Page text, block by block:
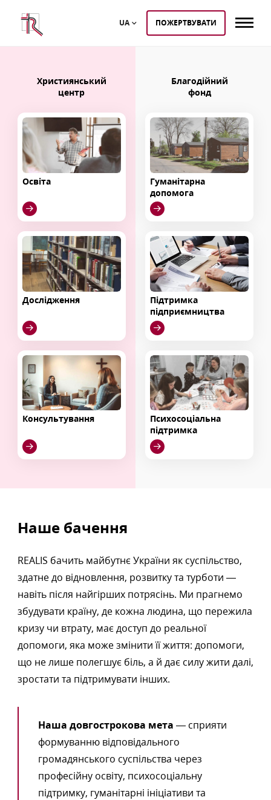
UA ПОЖЕРТВУВАТИ
Християнський
центр
Освіта
Дослідження
Консультування
Благодійний
фонд
Гуманітарна
допомога
Підтримка
підприємництва
Психосоціальна
підтримка
Наше бачення
REALIS бачить майбутнє України як суспільство,
здатне до відновлення, розвитку та турботи —
навіть після найгірших потрясінь. Ми прагнемо
збудувати країну, де кожна людина, що пережила
кризу чи втрату, має доступ до реальної
допомоги, яка може змінити її життя: допомоги,
що не лише полегшує біль, а й дає силу жити далі,
зростати та підтримувати інших.
Наша довгострокова мета — сприяти
формуванню відповідального
громадянського суспільства через
професійну освіту, психосоціальну
підтримку, гуманітарні ініціативи та